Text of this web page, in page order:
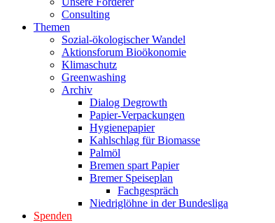
Consulting
Themen
Sozial-ökologischer Wandel
Aktionsforum Bioökonomie
Klimaschutz
Greenwashing
Archiv
Dialog Degrowth
Papier-Verpackungen
Hygienepapier
Kahlschlag für Biomasse
Palmöl
Bremen spart Papier
Bremer Speiseplan
Fachgespräch
Niedriglöhne in der Bundesliga
Spenden